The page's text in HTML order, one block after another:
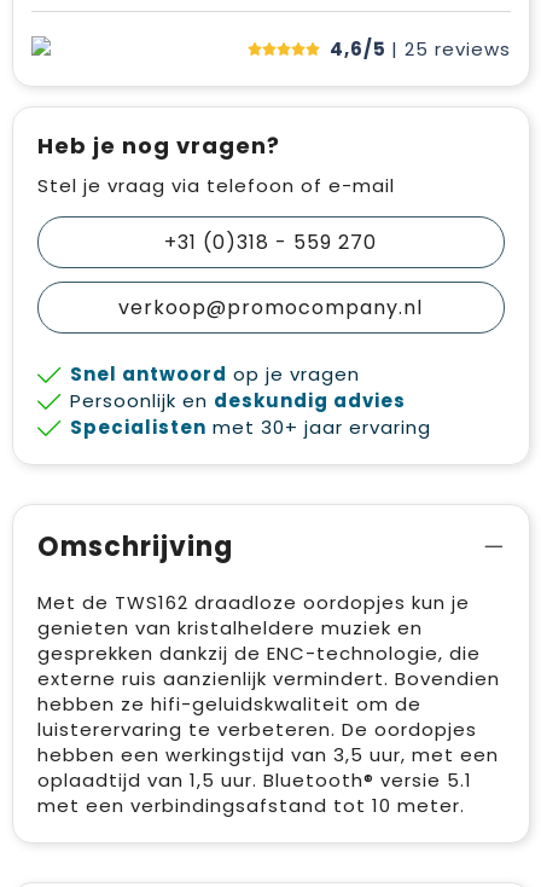
4,6/5 | 25 reviews
Heb je nog vragen?
Stel je vraag via telefoon of e-mail
+31 (0)318 - 559 270
verkoop@promocompany.nl
Snel antwoord op je vragen
Persoonlijk en deskundig advies
Specialisten met 30+ jaar ervaring
Omschrijving
Met de TWS162 draadloze oordopjes kun je
genieten van kristalheldere muziek en
gesprekken dankzij de ENC-technologie, die
externe ruis aanzienlijk vermindert. Bovendien
hebben ze hifi-geluidskwaliteit om de
luisterervaring te verbeteren. De oordopjes
hebben een werkingstijd van 3,5 uur, met een
oplaadtijd van 1,5 uur. Bluetooth® versie 5.1
met een verbindingsafstand tot 10 meter.